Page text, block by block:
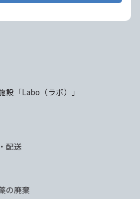
設「Labo（ラボ）」
配送
の廃棄